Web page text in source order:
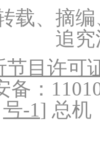
载、摘
追
节目许可
备：
号-1] 总机